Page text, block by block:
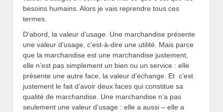
besoins humains. Alors je vais reprendre tous ces
termes.
D’abord, la valeur d’usage. Une marchandise présente
une valeur d’usage, c’est-à-dire une utilité. Mais parce
que la marchandise est une marchandise justement,
elle n’est pas simplement un bien ou un service : elle
présente une autre face, la valeur d’échange. Et c’est
justement le fait d’avoir deux faces qui constitue sa
qualité de marchandise. Une marchandise n’a pas
seulement une valeur d’usage : elle a aussi – elle a